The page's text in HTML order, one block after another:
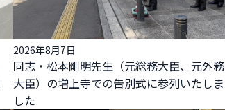
2026年8月7日
同志・松本剛明先生（元総務大臣、元外務
大臣）の増上寺での告別式に参列いたしま
した